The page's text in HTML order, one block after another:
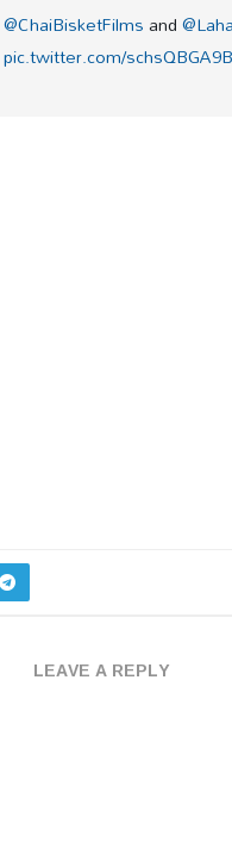
@ChaiBisketFilms and
pic.twitter.com/schsQBGA9B
LEAVE A REPLY